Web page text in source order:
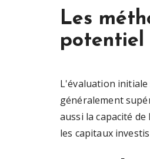
Les
potentiel
L'évaluation initiale
généralement
aussi la capacité
les capitaux